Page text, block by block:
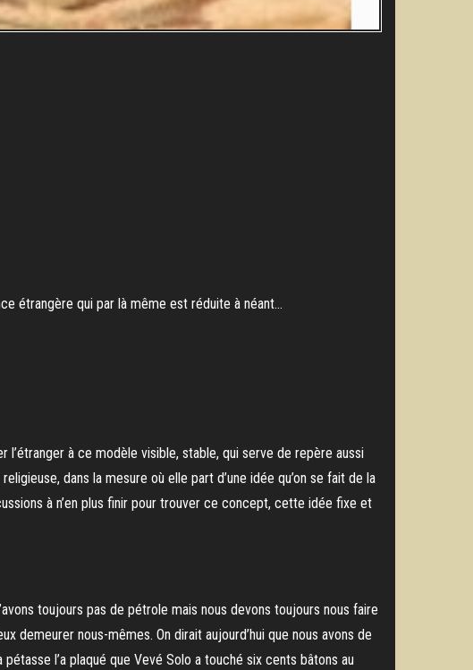
étrangère qui par là même est réduite à néant…
l’étranger à ce modèle visible, stable, qui serve de repère aussi
dans la mesure où elle part d’une idée qu’on se fait de la
à n’en plus finir pour trouver ce concept, cette idée fixe et
toujours pas de pétrole mais nous devons toujours nous faire
demeurer nous-mêmes. On dirait aujourd’hui que nous avons de
l’a plaqué que Vevé Solo a touché six cents bâtons au